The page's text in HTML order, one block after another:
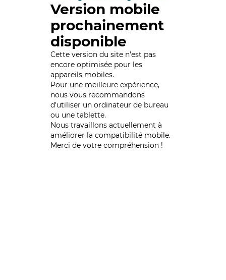
Version mobile
prochainement
disponible
Cette version du site n’est pas
encore optimisée pour les
appareils mobiles.
Pour une meilleure expérience,
nous vous recommandons
d'utiliser un ordinateur de bureau
ou une tablette.
Nous travaillons actuellement à
améliorer la compatibilité mobile.
Merci de votre compréhension !